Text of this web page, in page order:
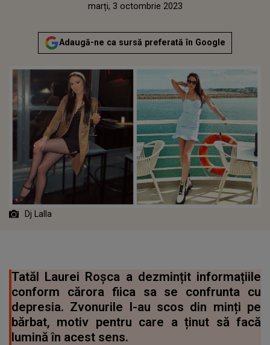
marți, 3 octombrie 2023Actualizat:
marți, 3 octombrie 2023
Adaugă-ne ca sursă preferată în Google
Dj Lalla
Tatăl Laurei Roșca a dezmințit informațiile
conform cărora fiica sa se confrunta cu
depresia. Zvonurile l-au scos din minți pe
bărbat, motiv pentru care a ținut să facă
lumină în acest sens.